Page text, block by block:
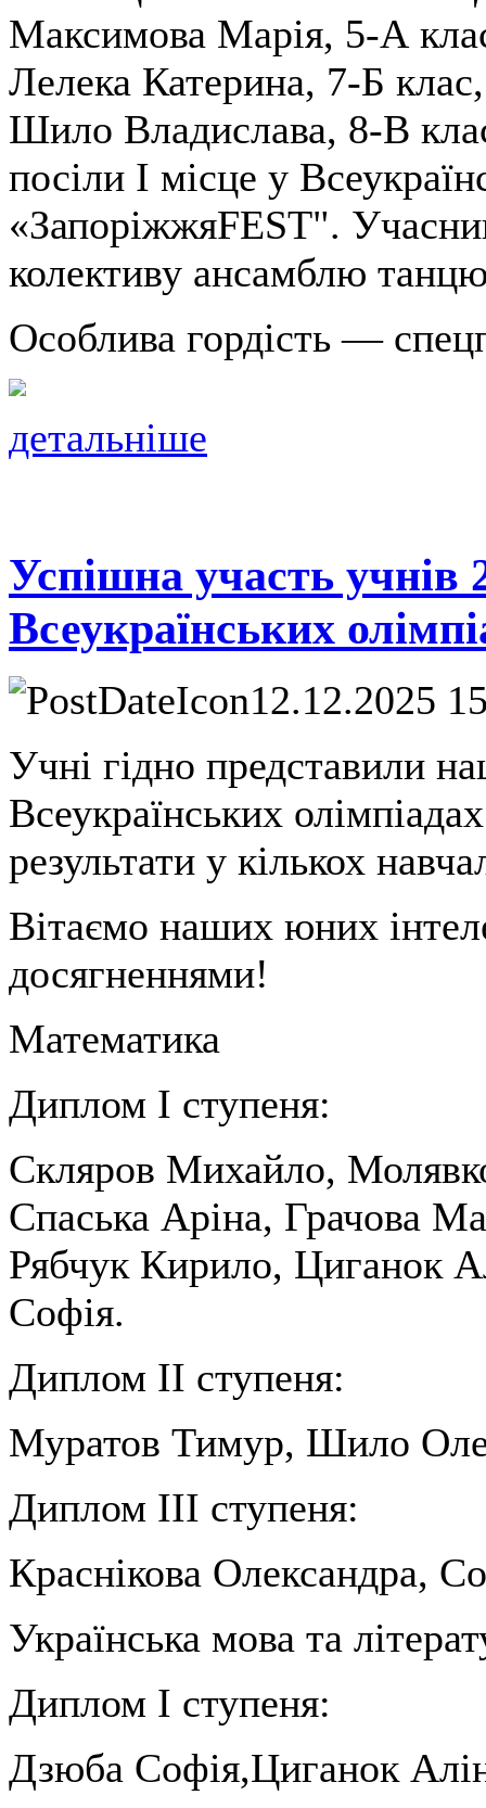
Максимова Марія, 5-А
Лелека Катерина, 7-Б
Шило Владислава, 8-В
посіли І місце у
«ЗапоріжжяFEST".
колективу ансамблю
Особлива гордість —
детальніше
Успішна участь
Всеукраїнських
12.12.2025
Учні гідно представили
Всеукраїнських
результати у кількох
Вітаємо наших юних
досягненнями!
Математика
Диплом І ступеня:
Скляров Михайло,
Спаська Аріна, Грачова
Рябчук Кирило, Циганок
Софія.
Диплом ІІ ступеня:
Муратов Тимур, Шило
Диплом ІІІ ступеня:
Краснікова Олександра,
Українська мова та
Диплом І ступеня:
Дзюба Софія,Циганок